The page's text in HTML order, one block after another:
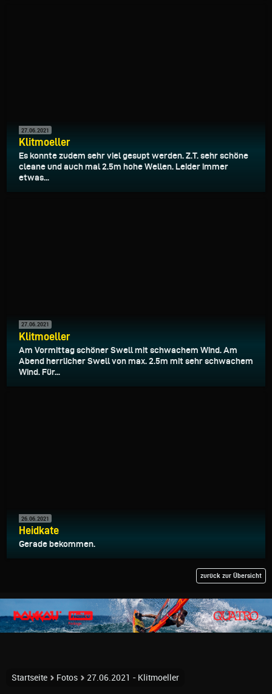
27.06.2021
Klitmoeller
Es konnte zudem sehr viel gesupt werden. Z.T. sehr schöne
cleane und auch mal 2.5m hohe Wellen. Leider immer
etwas...
27.06.2021
Klitmoeller
Am Vormittag schöner Swell mit schwachem Wind. Am
Abend herrlicher Swell von max. 2.5m mit sehr schwachem
Wind. Für...
26.06.2021
Heidkate
Gerade bekommen.
zurück zur Übersicht
Startseite Fotos 27.06.2021 - Klitmoeller